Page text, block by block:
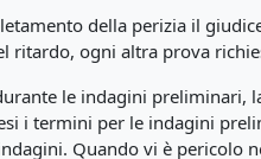
della perizia il
ritardo, ogni altra prova
le indagini
i termini per le indagini
Quando vi è pericolo